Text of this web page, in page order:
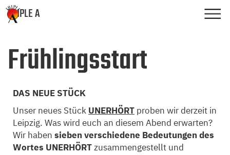
TRIPLE A
Frühlingsstart
DAS NEUE STÜCK
Unser neues Stück UNERHÖRT proben wir derzeit in
Leipzig. Was wird euch an diesem Abend erwarten?
Wir haben sieben verschiedene Bedeutungen des
Wortes UNERHÖRTzusammengestellt und